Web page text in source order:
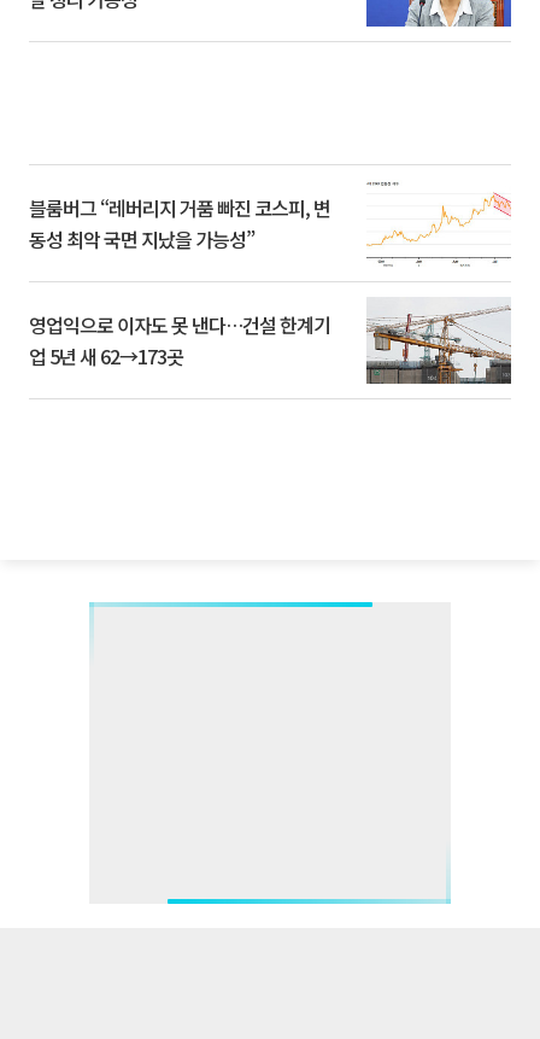
블룸버그 “레버리지 거품 빠진 코스피, 변
동성 최악 국면 지났을 가능성”
영업익으로 이자도 못 낸다…건설 한계기
업 5년 새 62→173곳